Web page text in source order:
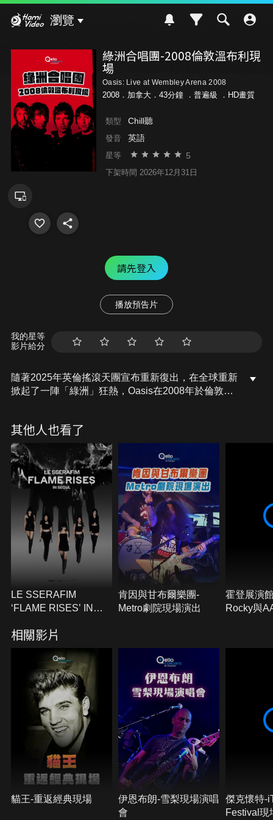
瀏覽
綠洲合唱團-2008倫敦溫布利現
場
Oasis: Live at Wembley Arena 2008
2008．加拿大．43分鐘 ． 普遍級 ．HD畫質
類型 Chill聽
發音 英語
星等 5
下架時間 2026年12月31日
請先登入
播放預告片
我的星等
影片給分
隨著2025年英倫搖滾天團宣布重新復出，在全球重新
掀起了一陣「綠洲」狂熱，Oasis在2008年於倫敦
首經典金曲，完美提煉出當時巡迴現場的核心精華。
其他人也看了
LE SSERAFIM
‘FLAME RISES’ IN
肯因與甘布爾樂團-
Metro劇院現場演出
霍登展演
Rocky與
相關影片
貓王-重返經典現場
伊恩布朗-雪梨現場演唱
會
傑克懷特-
Festival現